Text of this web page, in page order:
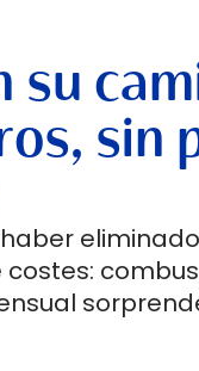
su
sin